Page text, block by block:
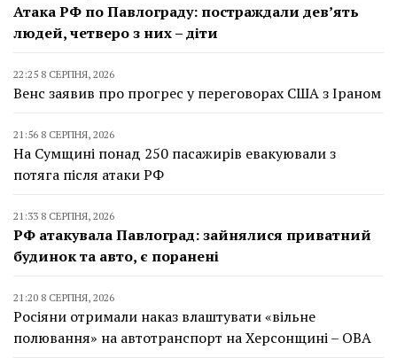
Атака РФ по Павлограду: постраждали дев’ять
людей, четверо з них – діти
22:25 8 СЕРПНЯ, 2026
Венс заявив про прогрес у переговорах США з Іраном
21:56 8 СЕРПНЯ, 2026
На Сумщині понад 250 пасажирів евакуювали з
потяга після атаки РФ
21:33 8 СЕРПНЯ, 2026
РФ атакувала Павлоград: зайнялися приватний
будинок та авто, є поранені
21:20 8 СЕРПНЯ, 2026
Росіяни отримали наказ влаштувати «вільне
полювання» на автотранспорт на Херсонщині – ОВА